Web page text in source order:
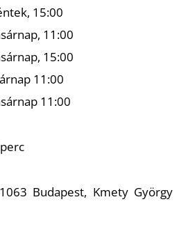
15:00
11:00
15:00
11:00
11:00
Budapest, Kmety György